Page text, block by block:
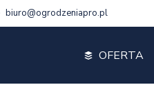
biuro@ogrodzeniapro.pl
OFERTA